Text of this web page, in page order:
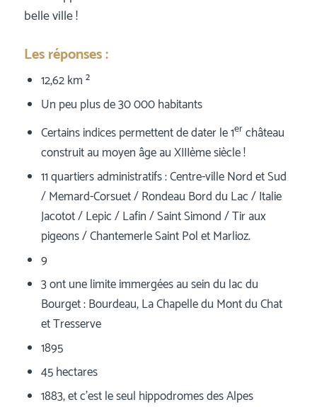
belle ville !
Les réponses :
12,62 km ²
Un peu plus de 30 000 habitants
Certains indices permettent de dater le 1erchâteau
construit au moyen âge au XIIIème siècle !
11 quartiers administratifs : Centre-ville Nord et Sud
/ Memard-Corsuet / Rondeau Bord du Lac / Italie
Jacotot / Lepic / Lafin / Saint Simond / Tir aux
pigeons / Chantemerle Saint Pol et Marlioz.
9
3 ont une limite immergées au sein du lac du
Bourget : Bourdeau, La Chapelle du Mont du Chat
et Tresserve
1895
45 hectares
1883, et c’est le seul hippodromes des Alpes